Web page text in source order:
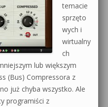
temacie
sprzęto
wych i
wirtualny
ch
lub większym
(Bus) Compressora z
już chyba wszystko. Ale
programiści z